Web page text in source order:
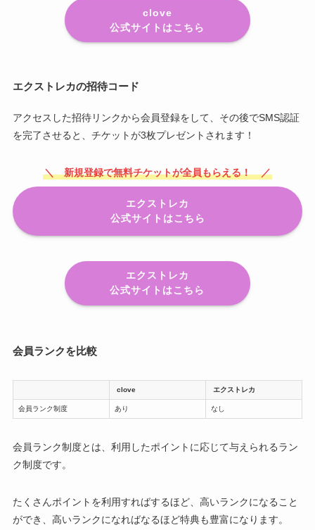
clove
公式サイトはこちら
エクストレカの招待コード
アクセスした招待リンクから会員登録をして、その後でSMS認証
を完了させると、チケットが3枚プレゼントされます！
＼ 新規登録で無料チケットが全員もらえる！ ／
エクストレカ
公式サイトはこちら
エクストレカ
公式サイトはこちら
会員ランクを比較
clove エクストレカ
会員ランク制度 あり なし
会員ランク制度とは、利用したポイントに応じて与えられるラン
ク制度です。
たくさんポイントを利用すればするほど、高いランクになること
ができ、高いランクになればなるほど特典も豊富になります。